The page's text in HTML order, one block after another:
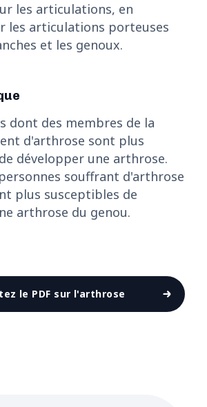
les articulations, en
les articulations porteuses
et les genoux.
dont des membres de la
d'arthrose sont plus
développer une arthrose.
souffrant d'arthrose
plus susceptibles de
arthrose du genou.
le PDF sur l'arthrose